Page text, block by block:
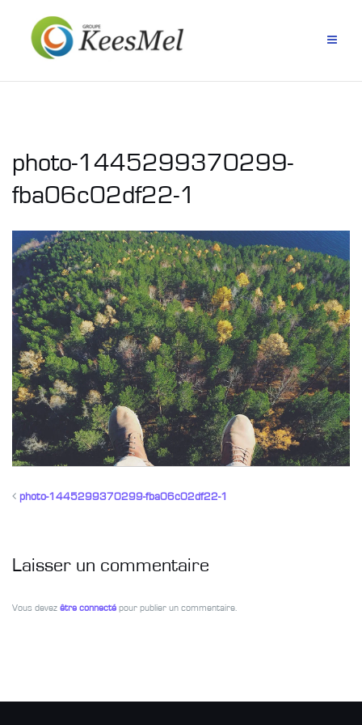
contenu
photo-1445299370299-
fba06c02df22-1
photo-1445299370299-fba06c02df22-1
Laisser un commentaire
Vous devez être connecté pour publier un commentaire.